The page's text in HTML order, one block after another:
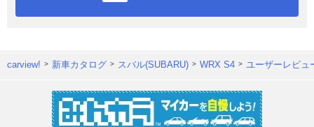
carview! 新車カタログ スバル(SUBARU) WRX S4 ユーザーレビュ